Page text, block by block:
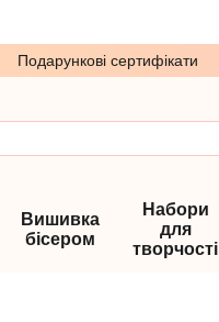
Подарункові сертифікати
Вишивка
бісером
Набори
для
творчості